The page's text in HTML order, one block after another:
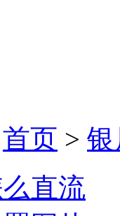
首页 >
直流